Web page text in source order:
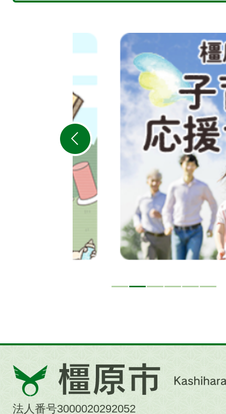
目
の
ス
ラ
イ
ド
橿
原
市
法人番号3000020292052